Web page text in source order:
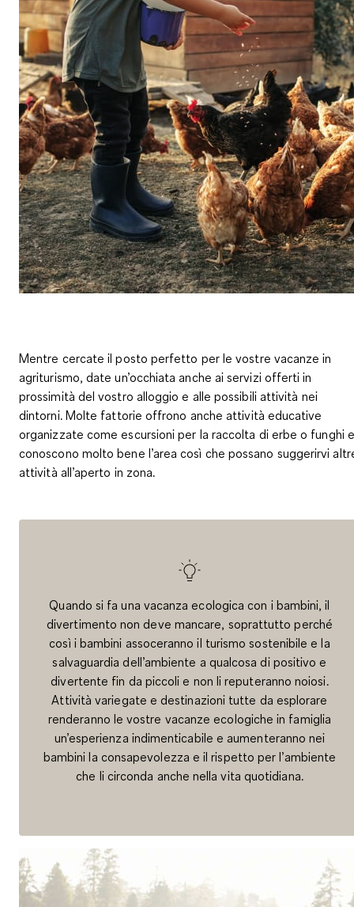
Mentre cercate il posto perfetto per le vostre vacanze in
agriturismo, date un’occhiata anche ai servizi offerti in
prossimità del vostro alloggio e alle possibili attività nei
dintorni. Molte fattorie offrono ancheattività educative
organizzate come escursioni per la raccolta di erbe o funghi e
conoscono molto bene l’area così che possano suggerirvi
attività all’aperto in zona.
Quando si fa una vacanza ecologica con i bambini, il
divertimento non deve mancare, soprattutto perché
così i bambini assoceranno il turismo sostenibile e la
salvaguardia dell’ambiente a qualcosa di positivo e
divertente fin da piccoli e non li reputeranno noiosi.
Attività variegate e destinazioni tutte da esplorare
renderanno le vostre vacanze ecologiche in famiglia
un’esperienza indimenticabile e aumenteranno nei
bambini la consapevolezza e il rispetto per l’ambiente
che li circonda anche nella vita quotidiana.